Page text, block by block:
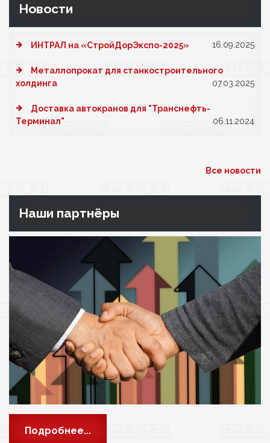
Новости
ИНТРАЛ на «СтройДорЭкспо-2025» 16.09.2025
Металлопрокат для станкостроительного
холдинга
07.03.2025
Доставка автокранов для "Транснефть-
Терминал"
06.11.2024
Все новости
Наши партнёры
Подробнее...